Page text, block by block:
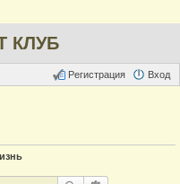
КЛУБ
Вход
Регистрация